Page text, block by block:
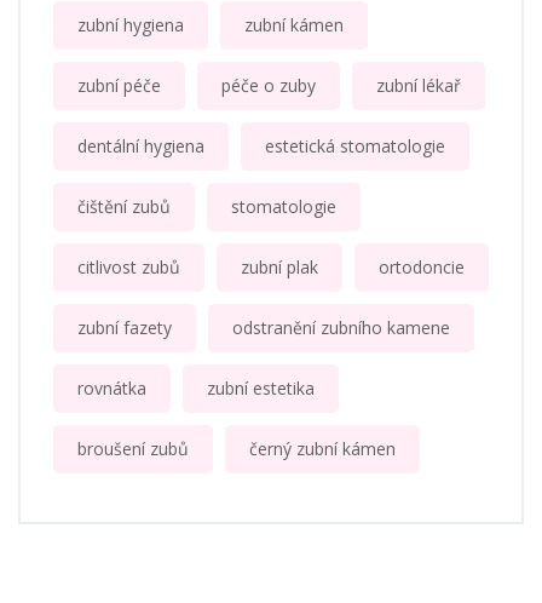
zubní hygiena zubní kámen
zubní péče péče o zuby zubní lékař
dentální hygiena estetická stomatologie
čištění zubů stomatologie
citlivost zubů zubní plak ortodoncie
zubní fazety odstranění zubního kamene
rovnátka zubní estetika
broušení zubů černý zubní kámen